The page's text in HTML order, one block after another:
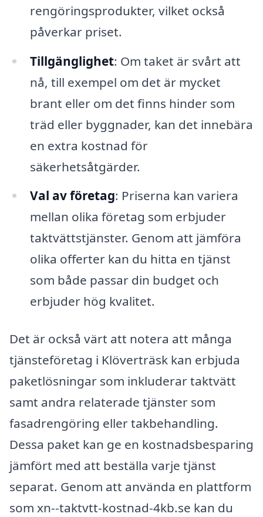
rengöringsprodukter, vilket också
påverkar priset.
Tillgänglighet: Om taket är svårt att
nå, till exempel om det är mycket
brant eller om det finns hinder som
träd eller byggnader, kan det innebära
en extra kostnad för
säkerhetsåtgärder.
Val av företag: Priserna kan variera
mellan olika företag som erbjuder
taktvättstjänster. Genom att jämföra
olika offerter kan du hitta en tjänst
som både passar din budget och
erbjuder hög kvalitet.
Det är också värt att notera att många
tjänsteföretag i Klöverträsk kan erbjuda
paketlösningar som inkluderar taktvätt
samt andra relaterade tjänster som
fasadrengöring eller takbehandling.
Dessa paket kan ge en kostnadsbesparing
jämfört med att beställa varje tjänst
separat. Genom att använda en plattform
som xn--taktvtt-kostnad-4kb.se kan du